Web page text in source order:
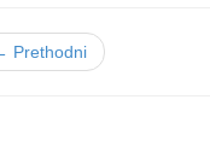
Prethodni